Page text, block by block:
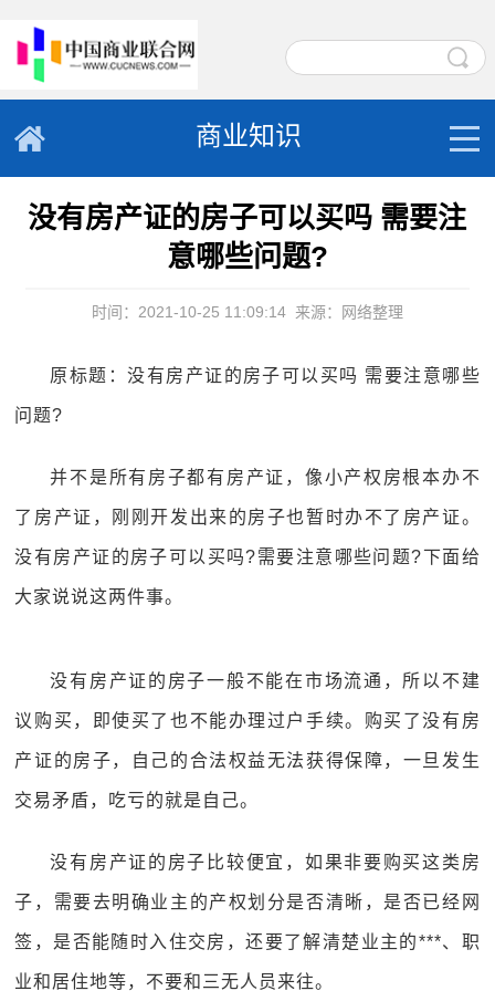
商业知识
没有房产证的房子可以买吗 需要注
意哪些问题?
时间：2021-10-25 11:09:14 来源：网络整理
原标题：没有房产证的房子可以买吗 需要注意哪些
问题?
并不是所有房子都有房产证，像小产权房根本办不
了房产证，刚刚开发出来的房子也暂时办不了房产证。
没有房产证的房子可以买吗?需要注意哪些问题?下面给
大家说说这两件事。
没有房产证的房子一般不能在市场流通，所以不建
议购买，即使买了也不能办理过户手续。购买了没有房
产证的房子，自己的合法权益无法获得保障，一旦发生
交易矛盾，吃亏的就是自己。
没有房产证的房子比较便宜，如果非要购买这类房
子，需要去明确业主的产权划分是否清晰，是否已经网
签，是否能随时入住交房，还要了解清楚业主的***、职
业和居住地等，不要和三无人员来往。